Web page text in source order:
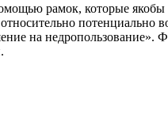
рамок, которые
потенциально
на недропользование».